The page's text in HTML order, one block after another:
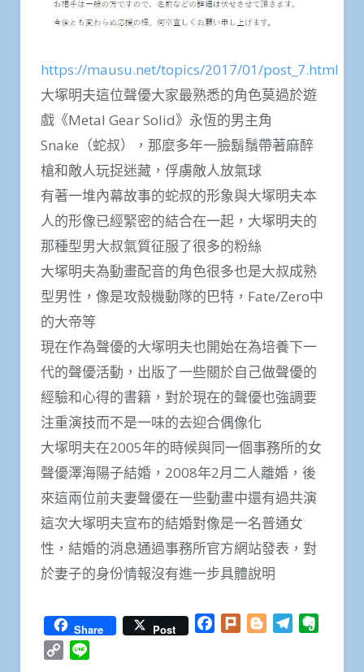
https://mausu.net/topics/2017/01/post_7.html
大塚明夫這位聲優大家最熟悉的角色莫過於遊
戲《Metal Gear Solid》永恆的男主角
Snake（蛇叔），那麼多年一臉鬍鬚帶著麻醉
槍和敵人玩捉迷藏，俘虜敵人放氣球
有著一堆內幕故事的蛇叔的形象與大塚明夫本
人的形像已經緊密的結合在一起，大塚明夫的
那種型男大叔氣質征服了很多的粉絲
大塚明夫為動畫配音的角色很多也是大叔成熟
型男性，像是攻殼機動隊的巴特，Fate/Zero中
的大帝等
現在作為聲優的大塚明夫也開始在為培養下一
代的聲優活動，出版了一些關於自己做聲優的
經驗和心得的書籍，對於現在的聲優也強調要
注重演技而不是一味的去迎合偶像化
大塚明夫在2005年的時候與同一個事務所的女
聲優澤海陽子結婚，2008年2月二人離婚，後
來這兩位前夫妻聲優在一些動畫中還有過共演
這次大塚明夫宣布的結婚對像是一名普通女
性，結婚的消息通過事務所官方網站發表，對
於妻子的身份情報沒有進一步具體說明
Share Post Facebook
Plurk BloggerTelegram
Copy